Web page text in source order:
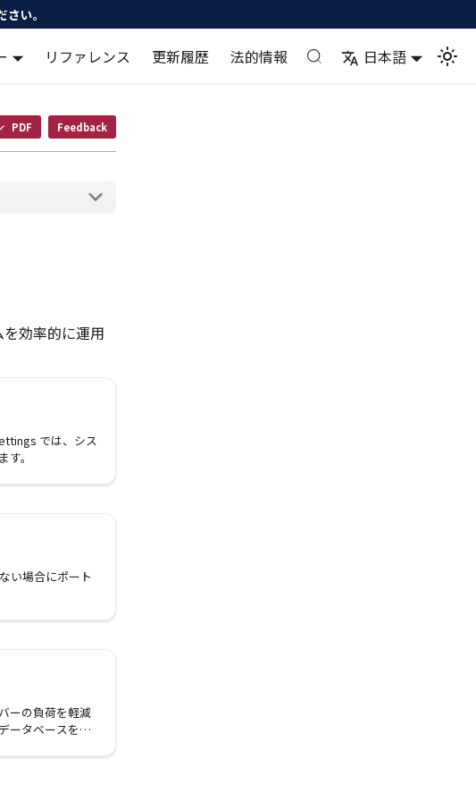
い。
リファレンス 更新履歴 法的情報 日本語
PDF Feedback
効率的に運用
では、シス
。
い場合にポート
ーの負荷を軽減
ータベースを追